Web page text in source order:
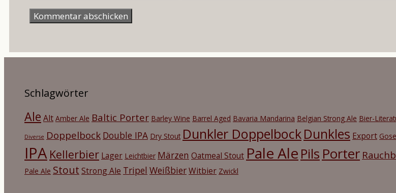
Mail-
Schlagwörter
Ale Alt Amber Ale Baltic Porter Barley Wine Barrel Aged Bavaria Mandarina Belgian Strong Ale Bier-
Diverse Doppelbock Double IPA Dry Stout Dunkler DoppelbockDunkles Export Gose
IPA Kellerbier Lager Leichtbier Märzen Oatmeal Stout Pale Ale Pils Porter
Pale Ale Stout Strong Ale Tripel WeißbierWitbier Zwickl